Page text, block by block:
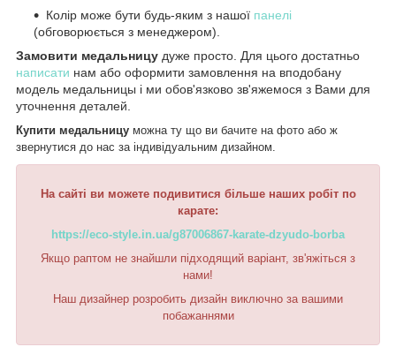
Колір може бути будь-яким з нашої панелі
(обговорюється з менеджером).
Замовити медальницу дуже просто. Для цього достатньо
написати нам або оформити замовлення на вподобану
модель медальницы і ми обов'язково зв'яжемося з Вами для
уточнення деталей.
Купити медальницу можна ту що ви бачите на фото або ж
звернутися до нас за індивідуальним дизайном.
На сайті ви можете подивитися більше наших робіт по
карате:
https://eco-style.in.ua/g87006867-karate-dzyudo-borba
Якщо раптом не знайшли підходящий варіант, зв'яжіться з
нами!
Наш дизайнер розробить дизайн виключно за вашими
побажаннями